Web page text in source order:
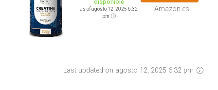
as of agosto 12, 2025 6:32
pm
Amazon.es
Last updated on agosto 12, 2025 6:32 pm